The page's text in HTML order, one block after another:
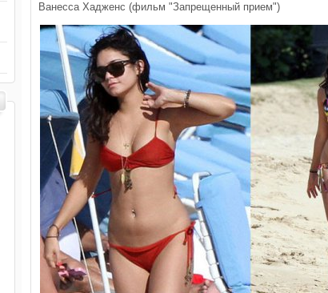
Ванесса Хадженс (фильм "Запрещенный прием")